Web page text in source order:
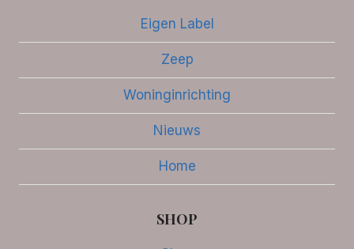
Eigen Label
Zeep
Woninginrichting
Nieuws
Home
SHOP